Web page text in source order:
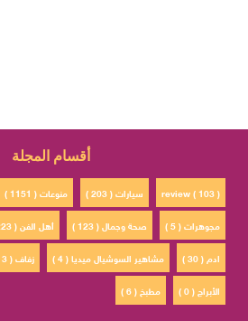
أقسام المجلة
منوعات ( 1151 ) سيارات ( 203 )
review ( 103 )
أهل الفن ( 223 ) صحة وجمال ( 123 )
مجوهرات ( 5 )
زفاف ( 3 ) مشاهير السوشيال ميديا ( 4 )
ادم ( 30 )
مطبخ ( 6 )
الأبراج ( 0 )